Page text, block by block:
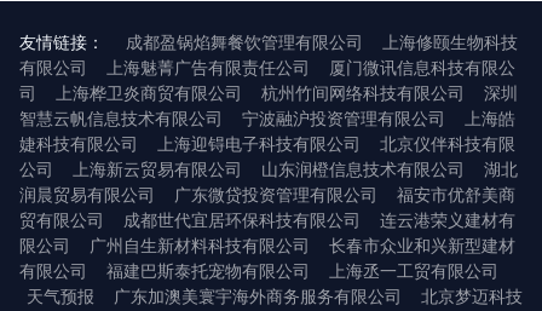
友情链接： 成都盈锅焰舞餐饮管理有限公司
上海修颐生物科技
有限公司
上海魅菁广告有限责任公司
厦门微讯信息科技有限公
司
上海桦卫炎商贸有限公司 杭州竹间网络科技有限公司
深圳
智慧云帆信息技术有限公司
宁波融沪投资管理有限公司
上海皓
婕科技有限公司
上海迎锝电子科技有限公司
北京仪伴科技有限
公司
上海新云贸易有限公司 山东润橙信息技术有限公司
湖北
润晨贸易有限公司
广东微贷投资管理有限公司
福安市优舒美商
贸有限公司
成都世代宜居环保科技有限公司
连云港荣义建材有
限公司
广州自生新材料科技有限公司
长春市众业和兴新型建材
有限公司
福建巴斯泰托宠物有限公司
上海丞一工贸有限公司
天气预报
广东加澳美寰宇海外商务服务有限公司
北京梦迈科技